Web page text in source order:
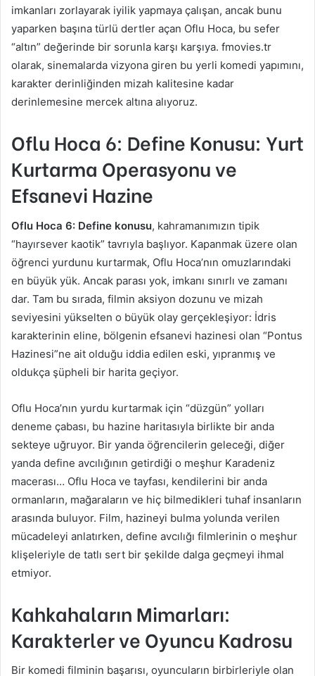
imkanları zorlayarak iyilik yapmaya çalışan, ancak bunu
yaparken başına türlü dertler açan Oflu Hoca, bu sefer
“altın” değerinde bir sorunla karşı karşıya. fmovies.tr
olarak, sinemalarda vizyona giren bu yerli komedi yapımını,
karakter derinliğinden mizah kalitesine kadar
derinlemesine mercek altına alıyoruz.
Oflu Hoca 6: Define Konusu: Yurt
Kurtarma Operasyonu ve
Efsanevi Hazine
Oflu Hoca 6: Define konusu, kahramanımızın tipik
“hayırsever kaotik” tavrıyla başlıyor. Kapanmak üzere olan
öğrenci yurdunu kurtarmak, Oflu Hoca’nın omuzlarındaki
en büyük yük. Ancak parası yok, imkanı sınırlı ve zamanı
dar. Tam bu sırada, filmin aksiyon dozunu ve mizah
seviyesini yükselten o büyük olay gerçekleşiyor: İdris
karakterinin eline, bölgenin efsanevi hazinesi olan “Pontus
Hazinesi”ne ait olduğu iddia edilen eski, yıpranmış ve
oldukça şüpheli bir harita geçiyor.
Oflu Hoca’nın yurdu kurtarmak için “düzgün” yolları
deneme çabası, bu hazine haritasıyla birlikte bir anda
sekteye uğruyor. Bir yanda öğrencilerin geleceği, diğer
yanda define avcılığının getirdiği o meşhur Karadeniz
macerası… Oflu Hoca ve tayfası, kendilerini bir anda
ormanların, mağaraların ve hiç bilmedikleri tuhaf insanların
arasında buluyor. Film, hazineyi bulma yolunda verilen
mücadeleyi anlatırken, define avcılığı filmlerinin o meşhur
klişeleriyle de tatlı sert bir şekilde dalga geçmeyi ihmal
etmiyor.
Kahkahaların Mimarları:
Karakterler ve Oyuncu Kadrosu
Bir komedi filminin başarısı, oyuncuların birbirleriyle olan